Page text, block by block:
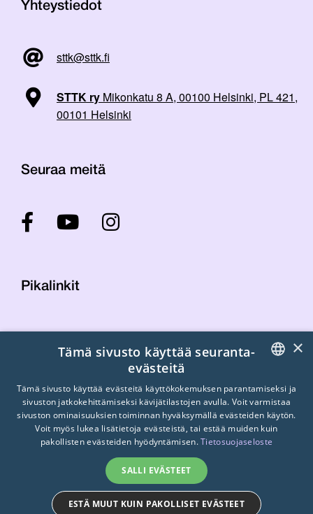
Yhteystiedot
sttk@sttk.fi
STTK ry Mikonkatu 8 A, 00100 Helsinki, PL 421,
00101 Helsinki
Seuraa meitä
Pikalinkit
Laskutustiedot
Tietosuojaseloste
Turvallisemman tilan periaatteet
© 2026 STTK. Made with ❤ byAvoin.Systems
FINNISH
SWEDISH
×
Tämä sivusto käyttää seuranta-
evästeitä
Tämä sivusto käyttää evästeitä käyttökokemuksen parantamiseksi ja
sivuston jatkokehittämiseksi kävijätilastojen avulla. Voit varmistaa
sivuston ominaisuuksien toiminnan hyväksymällä evästeiden käytön.
Voit myös lukea lisätietoja evästeistä, tai estää muiden kuin
pakollisten evästeiden hyödyntämisen.Tietosuojaseloste
SALLI EVÄSTEET
ESTÄ MUUT KUIN PAKOLLISET EVÄSTEET